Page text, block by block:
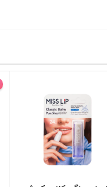
کرم مرطوب کننده
بالم و مرطوب کننده لب